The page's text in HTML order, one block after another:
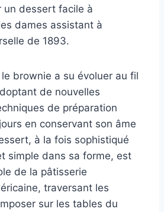
un dessert facile à
dames assistant à
de 1893.
le brownie a su évoluer au fil
de nouvelles
de préparation
en conservant son âme
à la fois sophistiqué
simple dans sa forme, est
de la pâtisserie
traversant les
sur les tables du